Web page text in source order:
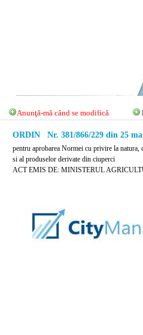
Anunţă-mă când se modifică
ORDIN Nr. 381/866/229 din 25
pentru aprobarea Normei cu privire la natura,
si al produselor derivate din ciuperci
ACT EMIS DE: MINISTERUL